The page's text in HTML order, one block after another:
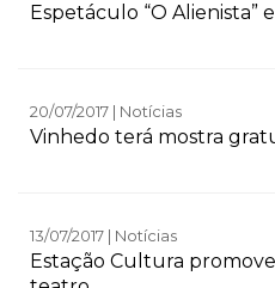
Espetáculo “O Alienista”
20/07/2017 | Notícias
Vinhedo terá mostra
13/07/2017 | Notícias
Estação Cultura